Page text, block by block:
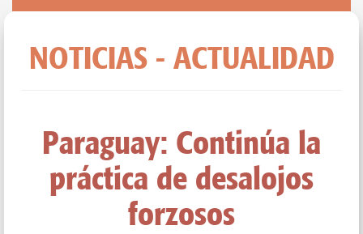
NOTICIAS - ACTUALIDAD
Paraguay: Continúa la
práctica de desalojos
forzosos